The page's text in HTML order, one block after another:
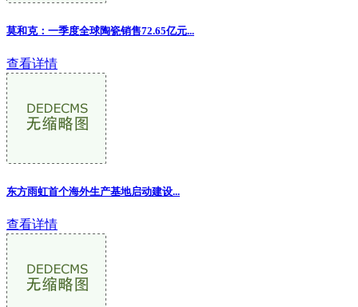
莫和克：一季度全球陶瓷销售72.65亿元...
查看详情
东方雨虹首个海外生产基地启动建设...
查看详情